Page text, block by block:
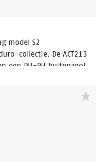
model S2
collectie. De ACT213
een PU-PU buitenzool.
Control houdt de voeten